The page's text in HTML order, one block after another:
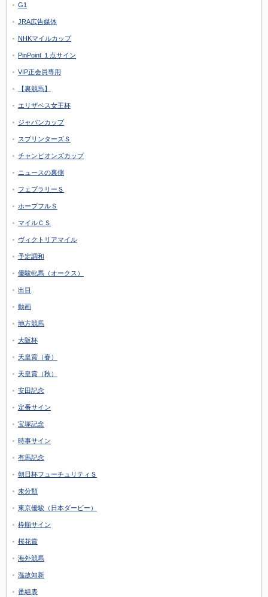
G1
JRA広告媒体
NHKマイルカップ
PinPoint １点サイン
VIP正会員専用
【裏競馬】
エリザベス女王杯
ジャパンカップ
スプリンターズＳ
チャンピオンズカップ
ニュースの裏側
フェブラリーＳ
ホープフルＳ
マイルＣＳ
ヴィクトリアマイル
予定調和
優駿牝馬（オークス）
出目
動画
地方競馬
大阪杯
天皇賞（春）
天皇賞（秋）
安田記念
定番サイン
宝塚記念
時事サイン
有馬記念
朝日杯フューチュリティＳ
未分類
東京優駿（日本ダービー）
枠順サイン
桜花賞
海外競馬
温故知新
番組表